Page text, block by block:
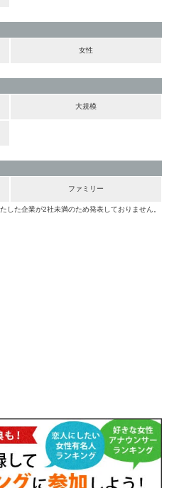
女性
大規模
ファミリー
た企業が2社未満のため発表しておりません。